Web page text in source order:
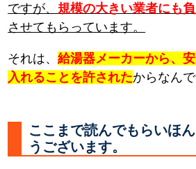
ですが、 規模の大きい業者にも
させてもらっています。
それは、給湯器メーカーから、
入れることを許されたからなんで
ここまで読んでもらいほ
うございます。